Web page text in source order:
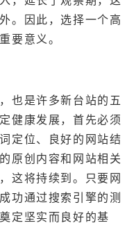
。因此，选择一个高
要意义。
也是许多新台站的五
健康发展，首先必须
定位、良好的网站结
原创内容和网站相关
这将持续到。只要网
功通过搜索引擎的测
定坚实而良好的基